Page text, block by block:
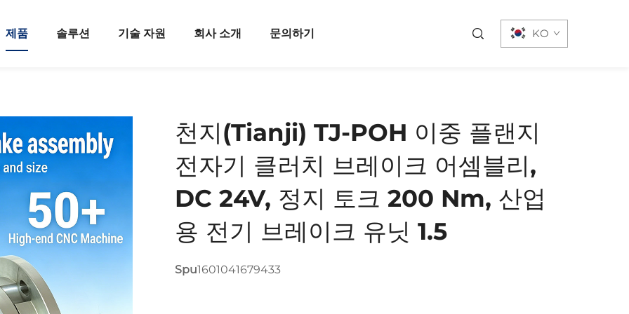
제품 솔루션 기술 자원 회사 소개 문의하기 KO
천지(Tianji) TJ-POH 이중 플랜지
전자기 클러치 브레이크 어셈블리,
DC 24V, 정지 토크 200 Nm, 산업
용 전기 브레이크 유닛 1.5
Spu1601041679433